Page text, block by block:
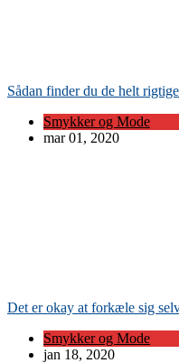
Sådan finder du de helt
Smykker og Mode
mar 01, 2020
Det er okay at forkæle sig
Smykker og Mode
jan 18, 2020